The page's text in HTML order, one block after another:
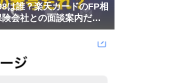
は誰？楽天カードのFP相
会社との面談案内だっ